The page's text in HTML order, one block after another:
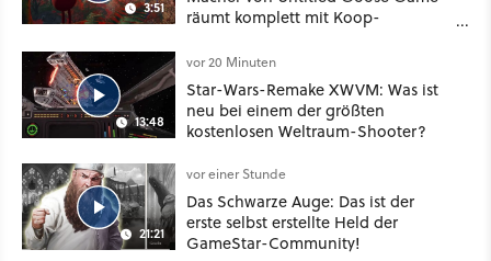
3:51
räumt komplett mit Koop-
13:48
vor 20 Minuten
Star-Wars-Remake XWVM: Was ist
neu bei einem der größten
kostenlosen Weltraum-Shooter?
21:21
vor einer Stunde
Das Schwarze Auge: Das ist der
erste selbst erstellte Held der
GameStar-Community!